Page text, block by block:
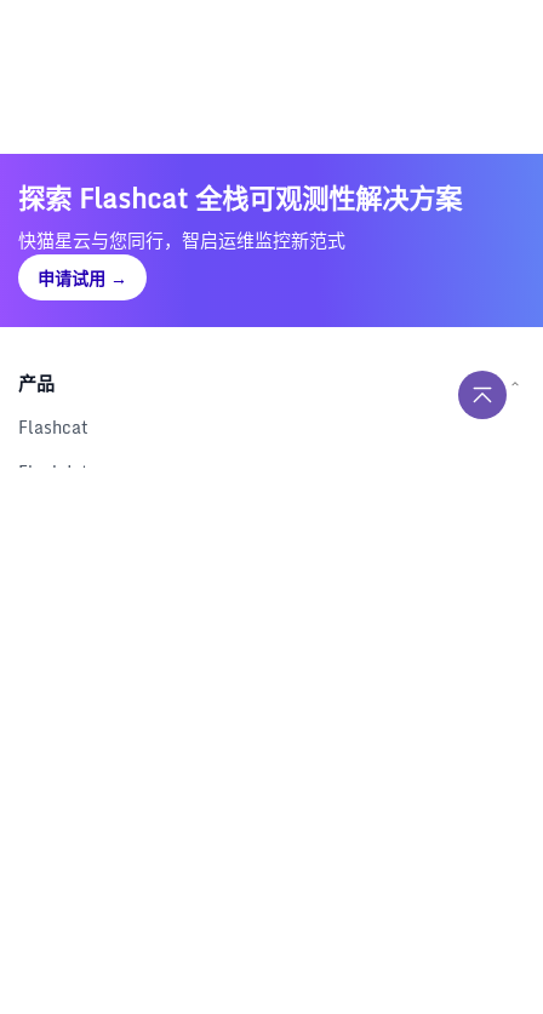
探索 Flashcat 全栈可观测性解决方案
快猫星云与您同行，智启运维监控新范式
申请试用 →
产品
Flashcat
Flashduty